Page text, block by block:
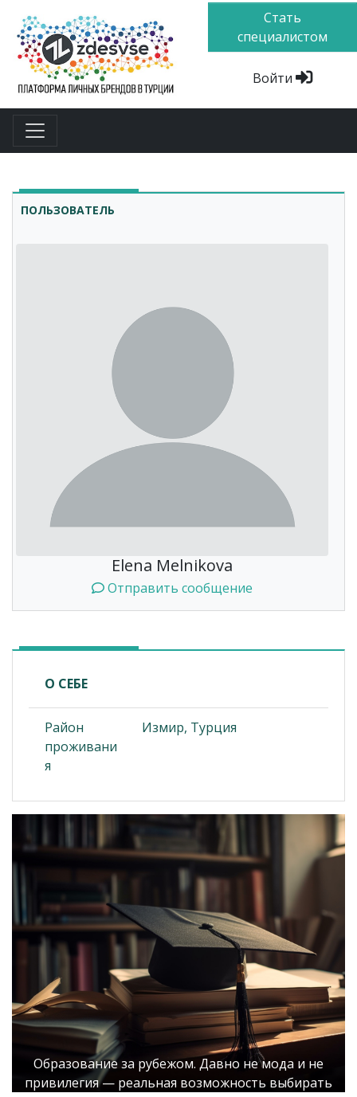
Стать
специалистом
Войти
ПОЛЬЗОВАТЕЛЬ
Elena Melnikova
Отправить сообщение
О СЕБЕ
Район
проживани
я
Измир, Турция
Образование за рубежом. Давно не мода и не
привилегия — реальная возможность выбирать